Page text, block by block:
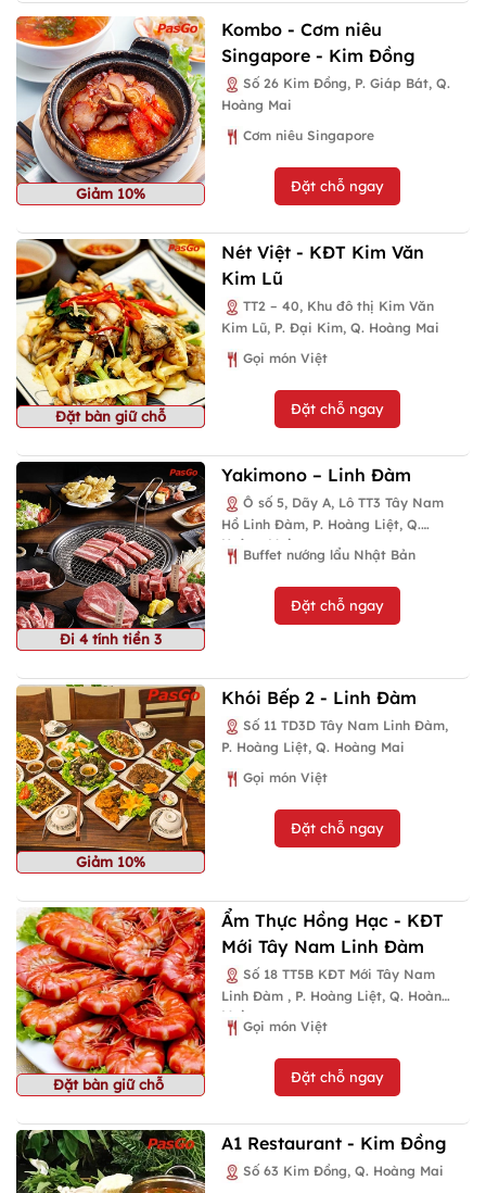
Giảm 10%
Kombo - Cơm niêu
Singapore - Kim Đồng
Số 26 Kim Đồng, P. Giáp Bát, Q.
Hoàng Mai
Cơm niêu Singapore
Đặt chỗ ngay
Đặt bàn giữ chỗ
Nét Việt - KĐT Kim Văn
Kim Lũ
TT2 – 40, Khu đô thị Kim Văn
Kim Lũ, P. Đại Kim, Q. Hoàng Mai
Gọi món Việt
Đặt chỗ ngay
Đi 4 tính tiền 3
Yakimono – Linh Đàm
Ô số 5, Dãy A, Lô TT3 Tây Nam
Hồ Linh Đàm, P. Hoàng Liệt, Q.
Hoàng Mai
Buffet nướng lẩu Nhật Bản
Đặt chỗ ngay
Giảm 10%
Khói Bếp 2 - Linh Đàm
Số 11 TD3D Tây Nam Linh Đàm,
P. Hoàng Liệt, Q. Hoàng Mai
Gọi món Việt
Đặt chỗ ngay
Đặt bàn giữ chỗ
Ẩm Thực Hồng Hạc - KĐT
Mới Tây Nam Linh Đàm
Số 18 TT5B KĐT Mới Tây Nam
Linh Đàm , P. Hoàng Liệt, Q. Hoàng
Mai
Gọi món Việt
Đặt chỗ ngay
A1 Restaurant - Kim Đồng
Số 63 Kim Đồng, Q. Hoàng Mai